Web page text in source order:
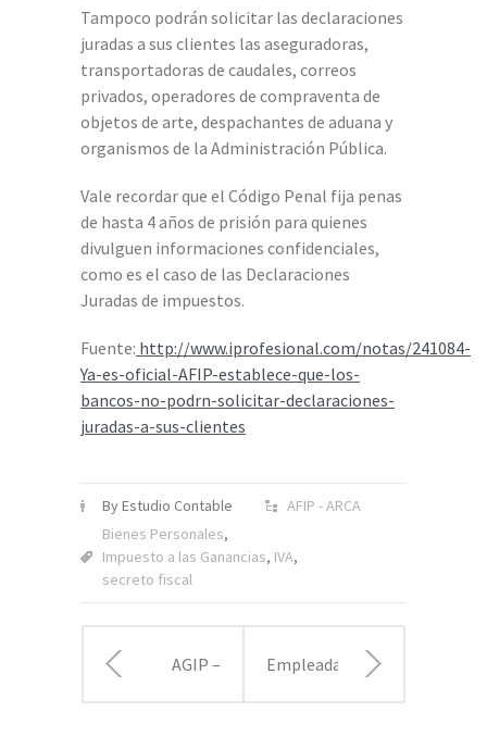
Tampoco podrán solicitar las declaraciones
juradas a sus clientes las aseguradoras,
transportadoras de caudales, correos
privados, operadores de compraventa de
objetos de arte, despachantes de aduana y
organismos de la Administración Pública.
Vale recordar que el Código Penal fija penas
de hasta 4 años de prisión para quienes
divulguen informaciones confidenciales,
como es el caso de las Declaraciones
Juradas de impuestos.
Fuente: http://www.iprofesional.com/notas/241084-
Ya-es-oficial-AFIP-establece-que-los-
bancos-no-podrn-solicitar-declaraciones-
juradas-a-sus-clientes
By Estudio Contable
AFIP - ARCA
Bienes Personales,
Impuesto a las Ganancias, IVA,
secreto fiscal
AGIP – Empleadas